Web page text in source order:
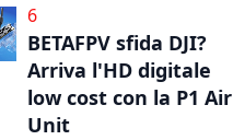
6
BETAFPV sfida DJI?
Arriva l'HD digitale
low cost con la P1 Air
Unit